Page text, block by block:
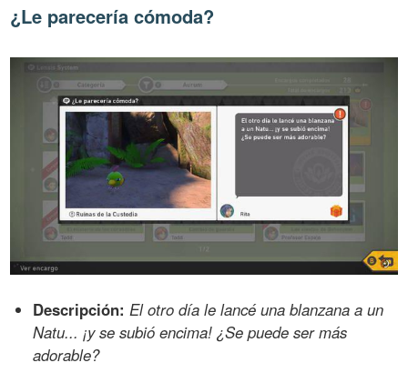
¿Le parecería cómoda?
Descripción: El otro día le lancé una blanzana a un
Natu... ¡y se subió encima! ¿Se puede ser más
adorable?